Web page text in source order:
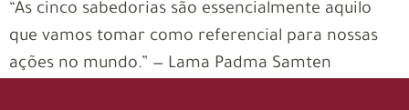
“As cinco sabedorias são essencialmente aquilo
que vamos tomar como referencial para nossas
ações no mundo.” — Lama Padma Samten